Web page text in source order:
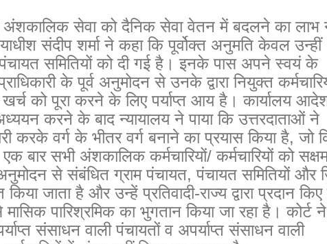
सेवा को दैनिक सेवा वेतन में बदलने का लाभ
संदीप शर्मा ने कहा कि पूर्वोक्त अनुमति केवल उन्हीं
पंचायत समितियों को दी गई है। इनके पास अपने स्वयं के
के पूर्व अनुमोदन से उनके द्वारा नियुक्त
को पूरा करने के लिए पर्याप्त आय है। कार्यालय
करने के बाद न्यायालय ने पाया कि उत्तरदाताओं ने
करके वर्ग के भीतर वर्ग बनाने का प्रयास किया है, जो
बार सभी अंशकालिक कर्मचारियों/ कर्मचारियों को
अनुमोदन से संबंधित ग्राम पंचायत, पंचायत समितियों और
किया जाता है और उन्हें प्रतिवादी-राज्य द्वारा प्रदान
पारिश्रमिक का भुगतान किया जा रहा है। कोर्ट ने
संसाधन वाली पंचायतों व अपर्याप्त संसाधन वाली